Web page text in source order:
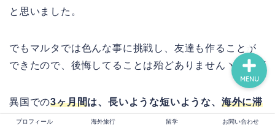
と思いました。
でもマルタでは色んな事に挑戦し、友達も作ることが
できたので、後悔してることは殆どありませんヽ(･ω･)/
異国での3ヶ月間は、長いような短いような、 海外に滞
在するのに絶妙な期間だったので、
プロフィール 海外旅行 留学 お問い合わせ
MENU